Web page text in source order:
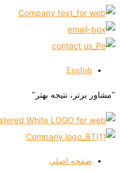
English
"مشاور برتر، نتیجه بهتر"
صفحه اصلی